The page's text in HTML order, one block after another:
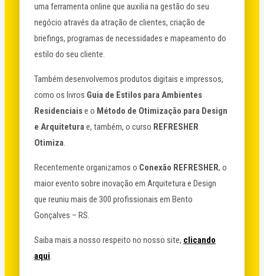
uma ferramenta online que auxilia na gestão do seu
negócio através da atração de clientes, criação de
briefings, programas de necessidades e mapeamento do
estilo do seu cliente.
Também desenvolvemos produtos digitais e impressos,
como os livros Guia de Estilos para Ambientes
Residenciaise o Método de Otimização para Design
e Arquiteturae, também, o curso REFRESHER
Otimiza.
Recentemente organizamos o Conexão REFRESHER, o
maior evento sobre inovação em Arquitetura e Design
que reuniu mais de 300 profissionais em Bento
Gonçalves – RS.
Saiba mais a nosso respeito no nosso site, clicando
aqui.